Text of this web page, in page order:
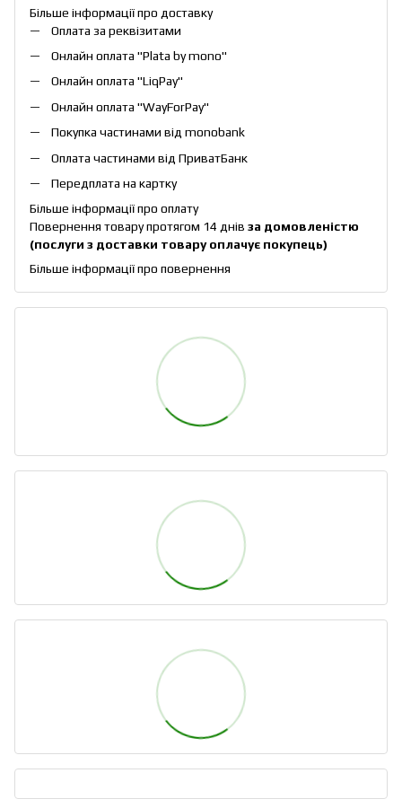
Більше інформації про доставку
Оплата за реквізитами
Онлайн оплата "Plata by mono"
Онлайн оплата "LiqPay"
Онлайн оплата "WayForPay"
Покупка частинами від monobank
Оплата частинами від ПриватБанк
Передплата на картку
Більше інформації про оплату
Повернення товару протягом 14 днів за домовленістю
(послуги з доставки товару оплачує покупець)
Більше інформації про повернення